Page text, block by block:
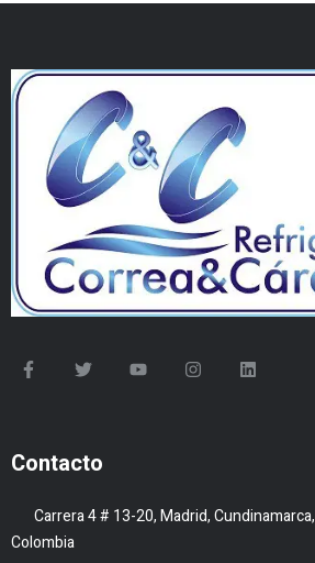
Contacto
Carrera 4 # 13-20, Madrid, Cundinamarca,
Colombia